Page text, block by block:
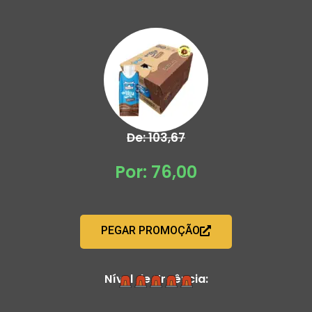
De: 103,67
Por: 76,00
PEGAR PROMOÇÃO
Nível de Urgência: